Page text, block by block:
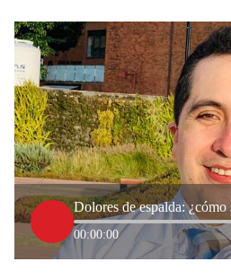
00:00:00